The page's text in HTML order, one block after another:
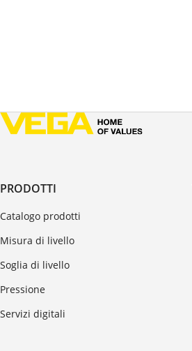
PRODOTTI
Catalogo prodotti
Misura di livello
Soglia di livello
Pressione
Servizi digitali